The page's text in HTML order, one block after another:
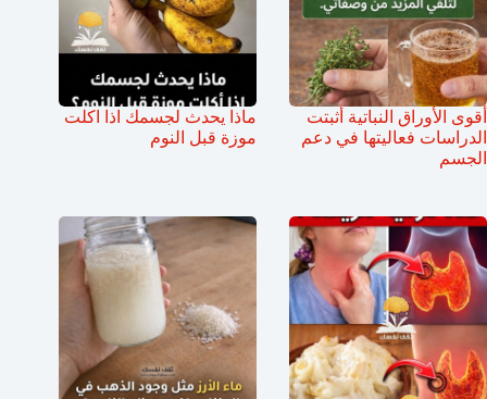
أقوى الأوراق النباتية أثبتت
الدراسات فعاليتها في دعم
الجسم
ماذا يحدث لجسمك اذا اكلت
موزة قبل النوم